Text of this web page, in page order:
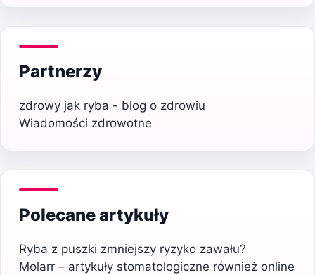
Partnerzy
zdrowy jak ryba - blog o zdrowiu
Wiadomości zdrowotne
Polecane artykuły
Ryba z puszki zmniejszy ryzyko zawału?
Molarr – artykuły stomatologiczne również online